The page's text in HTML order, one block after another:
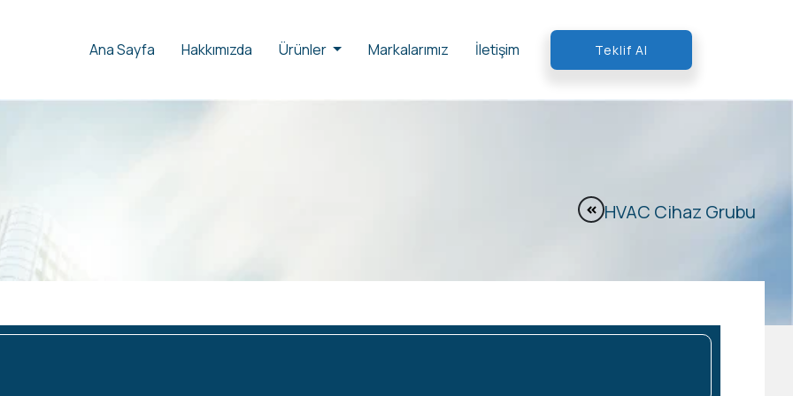
Ana Sayfa Hakkımızda Ürünler Markalarımız İletişim Teklif Al
HVAC Cihaz Grubu